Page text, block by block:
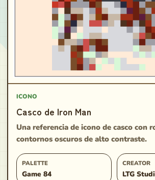
ICONO
Casco de Iron Man
Una referencia de icono de casco con
contornos oscuros de alto contraste.
PALETTE
Game 84
CREATOR
LTG